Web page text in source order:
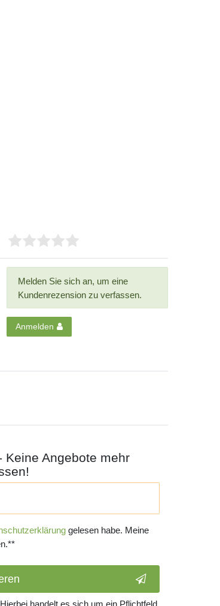
Melden Sie sich an, um eine
Kundenrezension zu verfassen.
Anmelden
Keine Angebote mehr
gelesen habe. Meine
handelt es sich um ein Pflichtfeld.